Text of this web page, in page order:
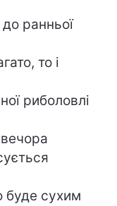
ранньої
то і
риболовлі
буде сухим